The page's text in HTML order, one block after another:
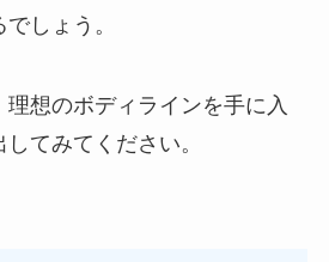
しょう。
想のボディラインを手に入
てみてください。